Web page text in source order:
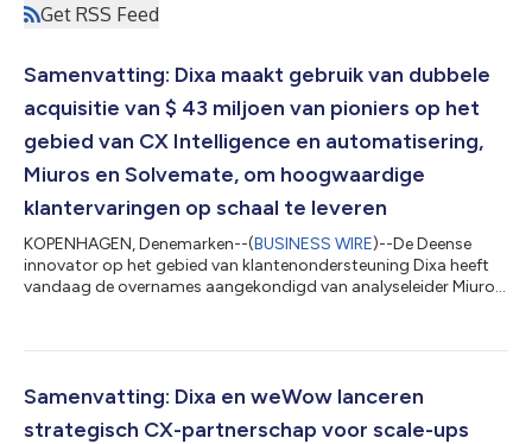
Get RSS Feed
Samenvatting: Dixa maakt gebruik van dubbele
acquisitie van $ 43 miljoen van pioniers op het
gebied van CX Intelligence en automatisering,
Miuros en Solvemate, om hoogwaardige
klantervaringen op schaal te leveren
KOPENHAGEN, Denemarken--(BUSINESS WIRE)--De Deense
innovator op het gebied van klantenondersteuning Dixa heeft
vandaag de overnames aangekondigd van analyseleider Miuros
met intelligentie, empathie en de juiste informatie, wordt de
Dixa’s langetermijnvisie om een nieuwe standaard te zetten in
ervaring en datagestuurde convers...
Samenvatting: Dixa en weWow lanceren
strategisch CX-partnerschap voor scale-ups